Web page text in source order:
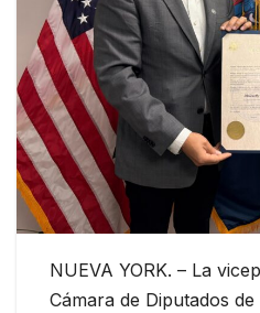
NUEVA YORK. – La
Cámara de Diputados